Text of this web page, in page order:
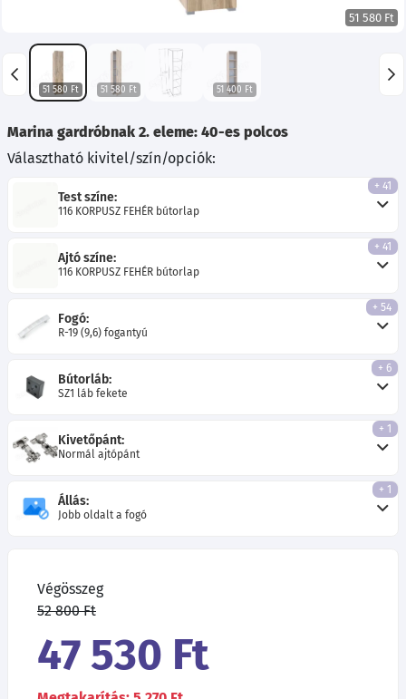
51 580 Ft
51 580 Ft 51 580 Ft 51 400 Ft
Marina gardróbnak 2. eleme: 40-es polcos
Választható kivitel/szín/opciók:
Test színe:
116 KORPUSZ FEHÉR bútorlap
+ 41
Ajtó színe:
116 KORPUSZ FEHÉR bútorlap
+ 41
Fogó:
R-19 (9,6) fogantyú
+ 54
Bútorláb:
SZ1 láb fekete
+ 6
Kivetőpánt:
Normál ajtópánt
+ 1
Állás:
Jobb oldalt a fogó
+ 1
Végösszeg
52 800 Ft
47 530 Ft